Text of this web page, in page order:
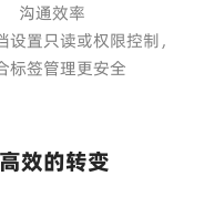
沟通效率
设置只读或权限控制，
标签管理更安全
效的转变